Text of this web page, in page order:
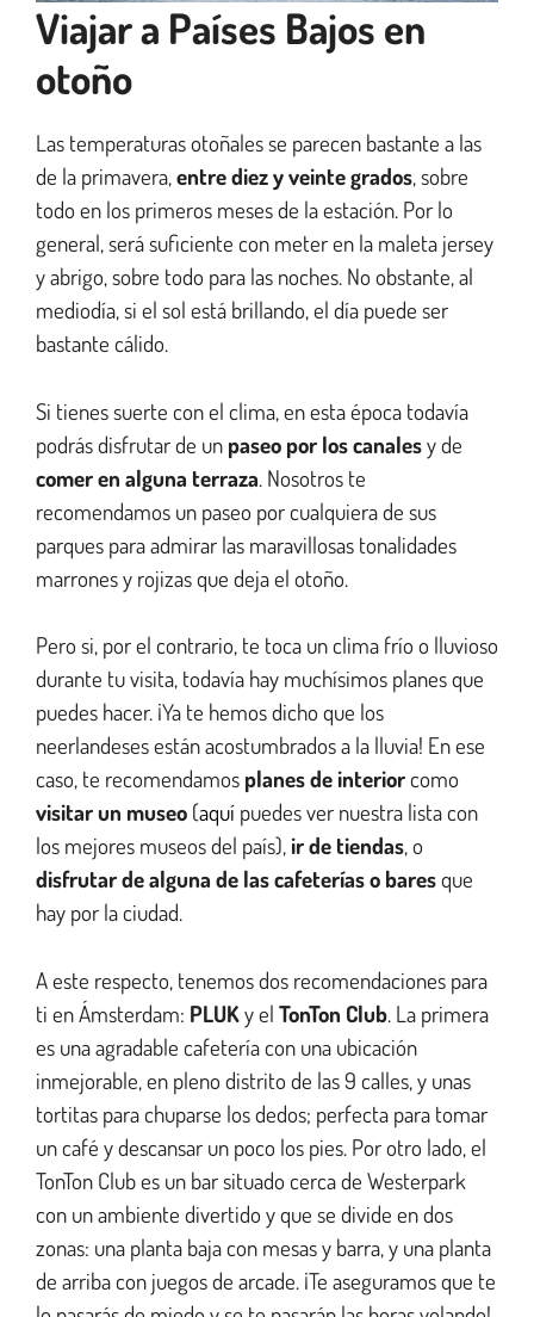
Viajar a Países Bajos en
otoño
Las temperaturas otoñales se parecen bastante a las
de la primavera,entre diez y veinte grados, sobre
todo en los primeros meses de la estación. Por lo
general, será suficiente con meter en la maleta jersey
y abrigo, sobre todo para las noches. No obstante, al
mediodía, si el sol está brillando, el día puede ser
bastante cálido.
Si tienes suerte con el clima, en esta época todavía
podrás disfrutar de un paseo por los canalesy de
comer en alguna terraza. Nosotros te
recomendamos un paseo por cualquiera de sus
parques para admirar las maravillosas tonalidades
marrones y rojizas que deja el otoño.
Pero si, por el contrario, te toca un clima frío o lluvioso
durante tu visita, todavía hay muchísimos planes que
puedes hacer. ¡Ya te hemos dicho que los
neerlandeses están acostumbrados a la lluvia! En ese
caso, te recomendamos planes de interiorcomo
visitar un museo (aquí puedes ver nuestra lista con
los mejores museos del país),ir de tiendas, o
disfrutar de alguna de las cafeterías o baresque
hay por la ciudad.
A este respecto, tenemos dos recomendaciones para
ti en Ámsterdam: PLUKy el TonTon Club. La primera
es una agradable cafetería con una ubicación
inmejorable, en pleno distrito de las 9 calles, y unas
tortitas para chuparse los dedos; perfecta para tomar
un café y descansar un poco los pies. Por otro lado, el
TonTon Club es un bar situado cerca de Westerpark
con un ambiente divertido y que se divide en dos
zonas: una planta baja con mesas y barra, y una planta
de arriba con juegos de arcade. ¡Te aseguramos que te